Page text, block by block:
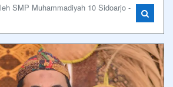
SMP Muhammadiyah 10 Sidoarjo -